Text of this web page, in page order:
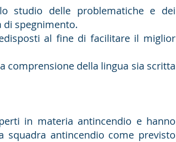
studio delle problematiche e dei
di spegnimento.
al fine di facilitare il miglior
comprensione della lingua sia scritta
in materia antincendio e hanno
squadra antincendio come previsto